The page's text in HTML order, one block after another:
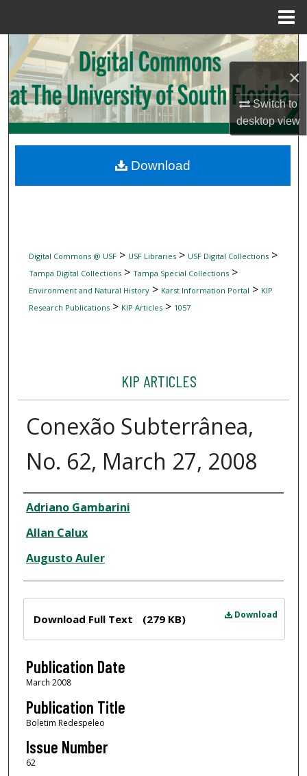
×
Switch to
desktopview
Search
Browse Collections
My Account
Digital Commons Network™
Digital Commons @ USF> USF Libraries> USF Digital Collections>
Tampa Digital Collections> Tampa Special Collections>
Environment and Natural History> Karst Information Portal > KIP
Research Publications> KIP Articles> 1057
KIP ARTICLES
Conexão Subterrânea,
No. 62, March 27, 2008
Author
Adriano Gambarini
Allan Calux
Augusto Auler
Download
Download Full Text (279 KB)
Publication Date
March 2008
Publication Title
Boletim Redespeleo
Issue Number
62
Download